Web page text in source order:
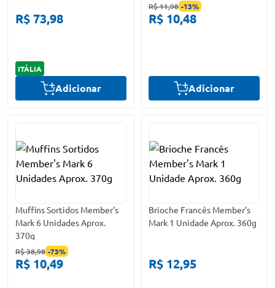
R$ 73,98
ITÁLIA
Adicionar
R$ 11,98 -13%
R$ 10,48
Adicionar
Muffins Sortidos Member's
Mark 6 Unidades Aprox.
370g
R$ 38,98 -73%
R$ 10,49
Brioche Francês Member's
Mark 1 Unidade Aprox. 360g
R$ 12,95